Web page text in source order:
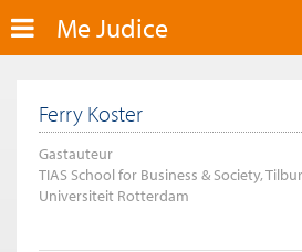
Me Judice
Ferry Koster
Gastauteur
TIAS School for Business & Society,
Universiteit Rotterdam